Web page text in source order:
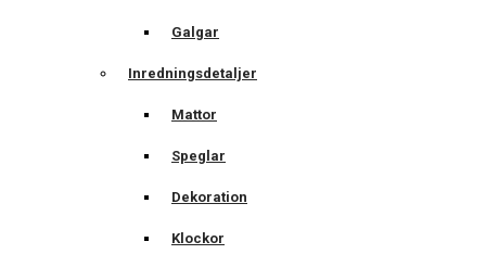
Galgar
Inredningsdetaljer
Mattor
Speglar
Dekoration
Klockor